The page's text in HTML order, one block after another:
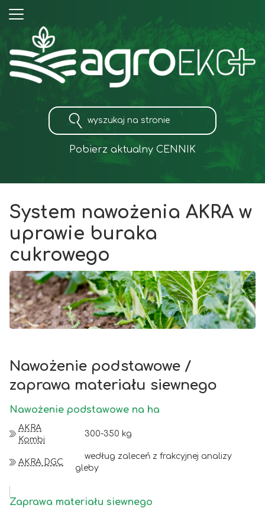
Pobierz aktualny CENNIK
System nawożenia AKRA w
uprawie buraka
cukrowego
Nawożenie podstawowe /
zaprawa materiału siewnego
Nawożenie podstawowe na ha
AKRA
Kombi
300-350 kg
AKRA DGC
według zaleceń z frakcyjnej analizy
gleby
Zaprawa materiału siewnego